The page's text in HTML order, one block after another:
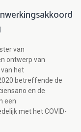
van
ontwerp van
het
betreffende de
en de
een
met het COVID-